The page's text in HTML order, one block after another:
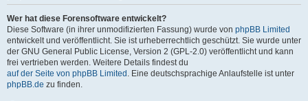
Wer hat diese Forensoftware entwickelt?
Diese Software (in ihrer unmodifizierten Fassung) wurde von phpBB Limited
entwickelt und veröffentlicht. Sie ist urheberrechtlich geschützt. Sie wurde unter
der GNU General Public License, Version 2 (GPL-2.0) veröffentlicht und kann
frei vertrieben werden. Weitere Details findest du
auf der Seite von phpBB Limited . Eine deutschsprachige Anlaufstelle ist unter
phpBB.de zu finden.